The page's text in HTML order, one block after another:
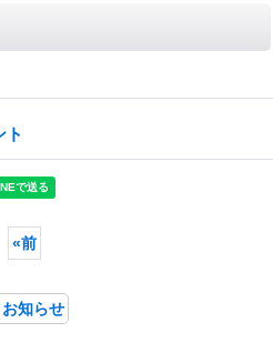
ト
«前
お知らせ